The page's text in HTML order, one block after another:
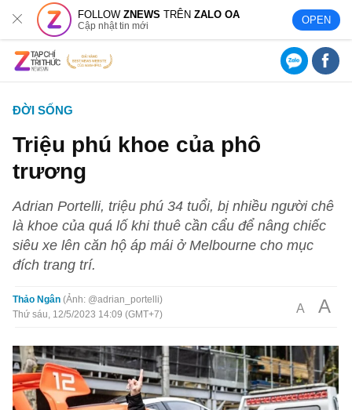
FOLLOWZNEWS TRÊNZALO OA
Cập nhật tin mới OPEN
ĐỜI SỐNG
Triệu phú khoe của phô
trương
Adrian Portelli, triệu phú 34 tuổi, bị nhiều người chê
là khoe của quá lố khi thuê cần cẩu để nâng chiếc
siêu xe lên căn hộ áp mái ở Melbourne cho mục
đích trang trí.
Thảo Ngân Ảnh: @adrian_portelli
Thứ sáu, 12/5/2023 14:09 (GMT+7)
A A